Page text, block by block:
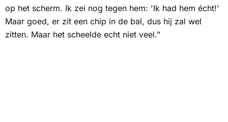
op het scherm. Ik zei nog tegen hem: 'Ik had hem écht!'
Maar goed, er zit een chip in de bal, dus hij zal wel
zitten. Maar het scheelde echt niet veel."